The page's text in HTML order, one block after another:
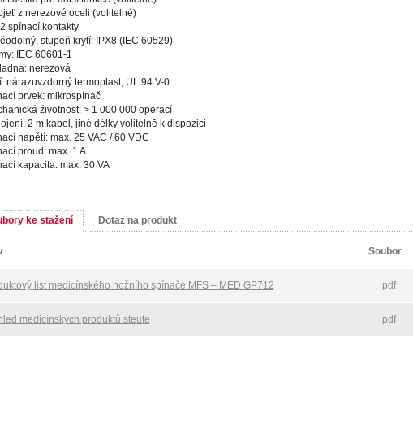
z nerezové oceli (volitelné)
spínací kontakty
stupeň krytí: IPX8 (IEC 60529)
IEC 60601-1
nerezová
nárazuvzdorný termoplast, UL 94 V-0
prvek: mikrospínač
životnost: > 1 000 000 operací
2 m kabel, jiné délky volitelně k dispozici
napětí: max. 25 VAC / 60 VDC
proud: max. 1 A
kapacita: max. 30 VA
ke stažení Dotaz na produkt
Soubor
list medicínského nožního spínače MFS – MED GP712 pdf
medicínských produktů steute pdf